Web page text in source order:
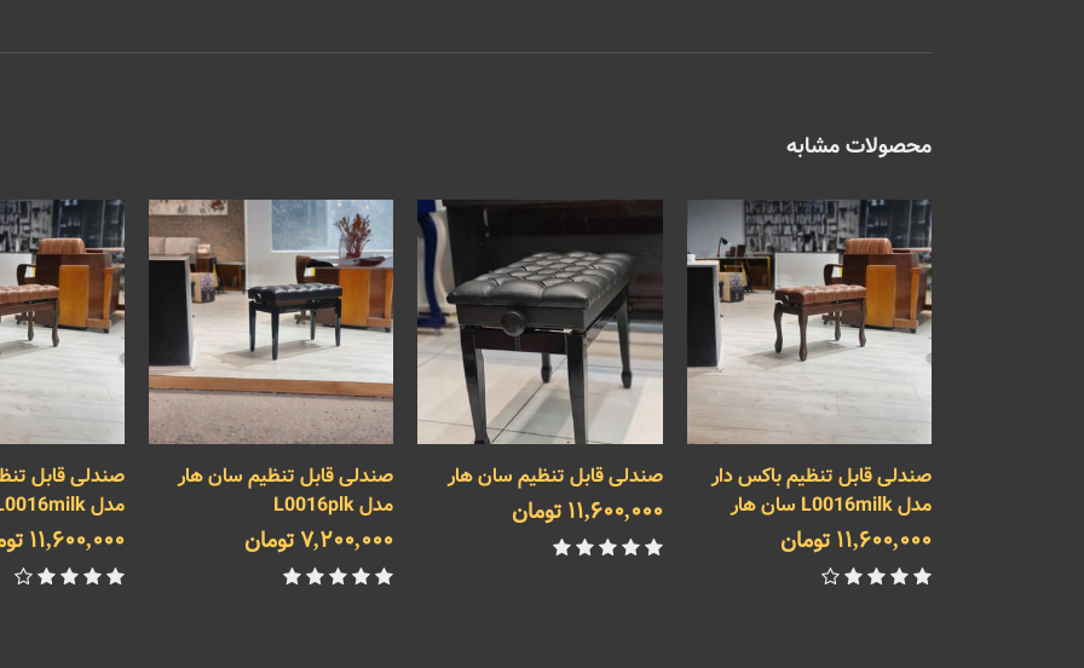
محصولات مشابه
صندلی قابل تنظیم باکس دار
مدل L0016milk سان هار
11,600,000 تومان
صندلی قابل تنظیم سان هار
11,600,000 تومان
صندلی قابل تنظیم سان هار
مدل L0016plk
7,200,000 تومان
صندلی قابل
مدل L0016milk سان هار
11,600,000 تومان